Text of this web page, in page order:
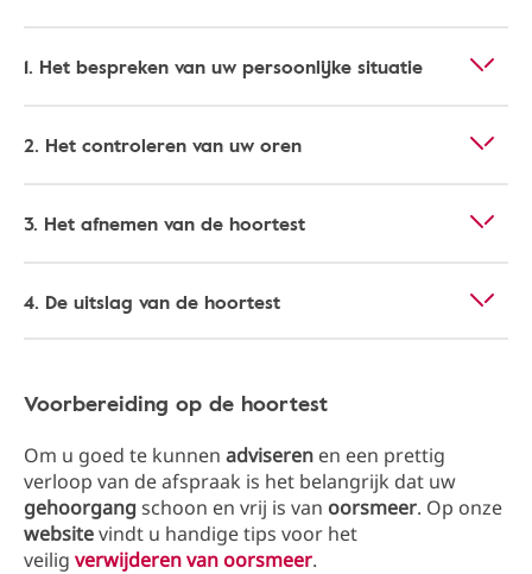
1. Het bespreken van uw persoonlijke situatie
2. Het controleren van uw oren
3. Het afnemen van de hoortest
4. De uitslag van de hoortest
Voorbereiding op de hoortest
Om u goed te kunnen adviseren en een prettig
verloop van de afspraak is het belangrijk dat uw
gehoorgangschoon en vrij is van oorsmeer. Op onze
websitevindt u handige tips voor het
veilig verwijderen van oorsmeer.